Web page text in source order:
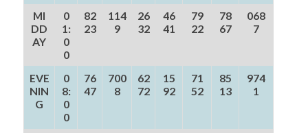
MI
DD
AY
0
1:
0
0
82
23
114
9
26
32
46
41
79
22
78
67
068
7
EVE
NIN
G
0
8:
0
0
76
47
700
8
62
72
15
92
71
52
85
13
974
1